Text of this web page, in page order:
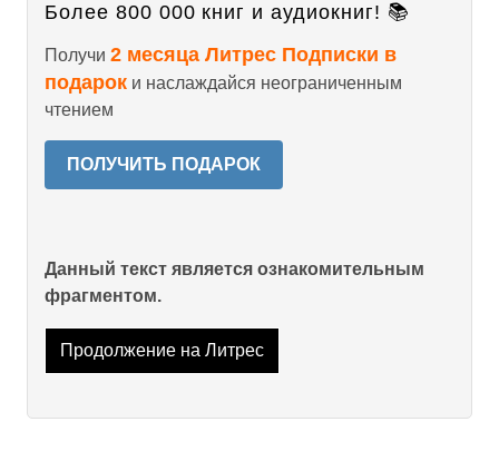
Более 800 000 книг и аудиокниг! 📚
Получи 2 месяца Литрес Подписки в
подарок и наслаждайся неограниченным
чтением
ПОЛУЧИТЬ ПОДАРОК
Данный текст является ознакомительным
фрагментом.
Продолжение на Литрес